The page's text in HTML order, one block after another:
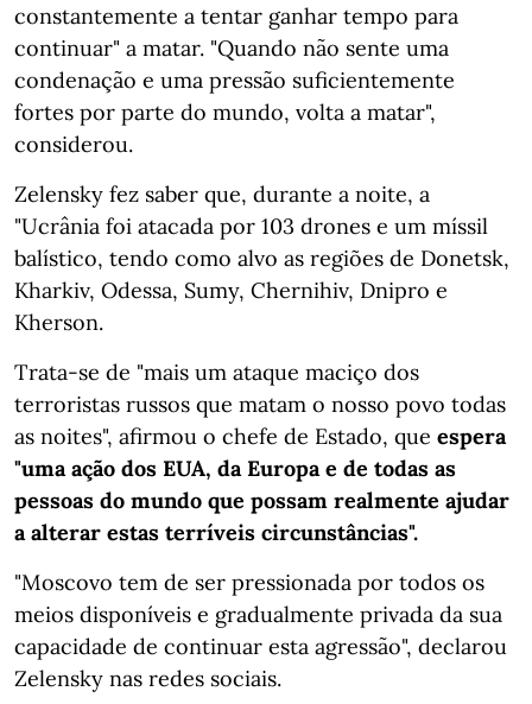
constantemente a tentar ganhar tempo para
continuar" a matar. "Quando não sente uma
condenação e uma pressão suficientemente
fortes por parte do mundo, volta a matar",
considerou.
Zelensky fez saber que, durante a noite, a
"Ucrânia foi atacada por 103 drones e um míssil
balístico, tendo como alvo as regiões de Donetsk,
Kharkiv, Odessa, Sumy, Chernihiv, Dnipro e
Kherson.
Trata-se de "mais um ataque maciço dos
terroristas russos que matam o nosso povo todas
as noites", afirmou o chefe de Estado, que espera
"uma ação dos EUA, da Europa e de todas as
pessoas do mundo que possam realmente ajudar
a alterar estas terríveis circunstâncias".
"Moscovo tem de ser pressionada por todos os
meios disponíveis e gradualmente privada da sua
capacidade de continuar esta agressão", declarou
Zelensky nas redes sociais.